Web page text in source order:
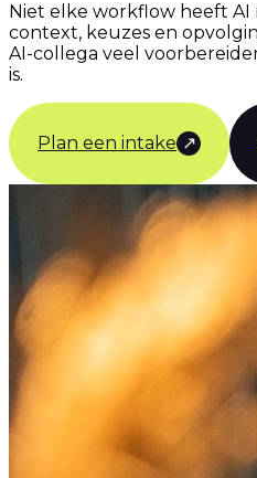
Niet elke workflow heeft AI
context, keuzes en
AI-collega veel
is.
Plan een intake ↗